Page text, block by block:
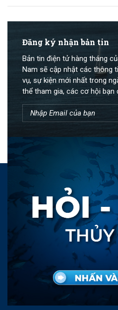
điểm” ẩm thực Việt. Kết quả,
có điểm đến Mũi Né – Phan
Thiết (Bình Thuận).
Đăng ký nhận bản tin
Bản tin điện tử hàng tháng
Nam sẽ cập nhật các thông
vụ, sự kiện mới nhất trong
thể tham gia, các cơ hội bạn